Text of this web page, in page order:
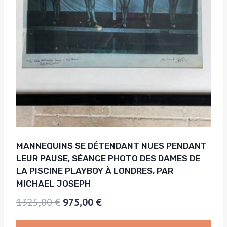
MANNEQUINS SE DÉTENDANT NUES PENDANT
LEUR PAUSE, SÉANCE PHOTO DES DAMES DE
LA PISCINE PLAYBOY À LONDRES, PAR
MICHAEL JOSEPH
1325,00€ Le
prix
975,00€Le
prix